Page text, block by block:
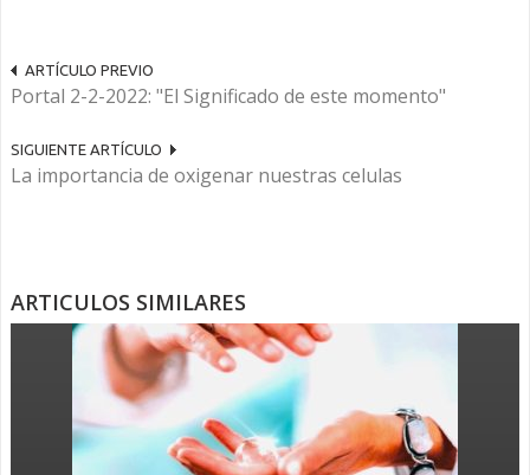
ARTÍCULO PREVIO
Portal 2-2-2022: "El Significado de este momento"
SIGUIENTE ARTÍCULO
La importancia de oxigenar nuestras celulas
ARTICULOS SIMILARES